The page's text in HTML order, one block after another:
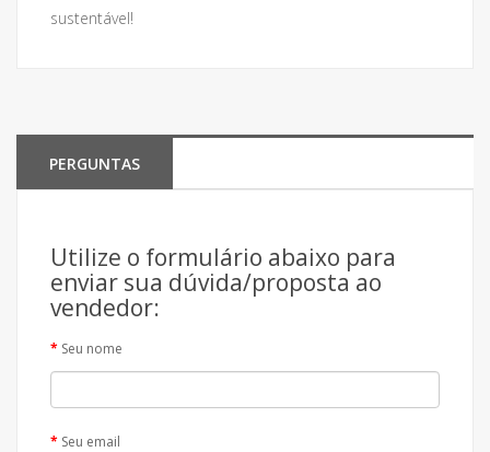
sustentável!
PERGUNTAS
Utilize o formulário abaixo para
enviar sua dúvida/proposta ao
vendedor:
Seu nome
Seu email